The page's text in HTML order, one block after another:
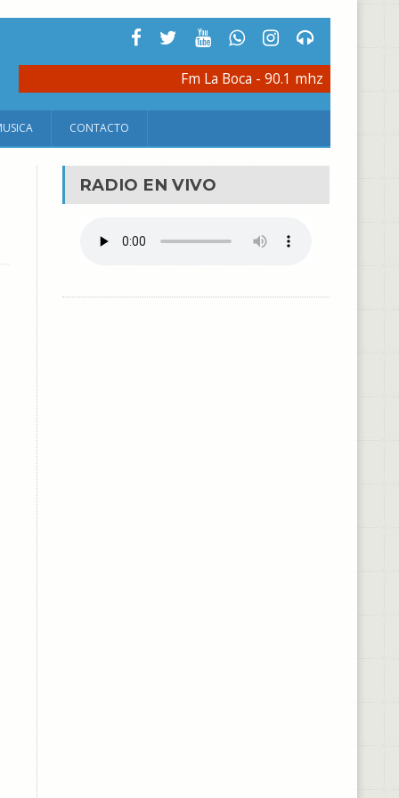
Fm La Boca - 90.1 mhz
CONTACTO
RADIO EN VIVO